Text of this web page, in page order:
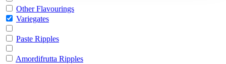
Other Flavourings
Variegates
Paste Ripples
Amordifrutta Ripples